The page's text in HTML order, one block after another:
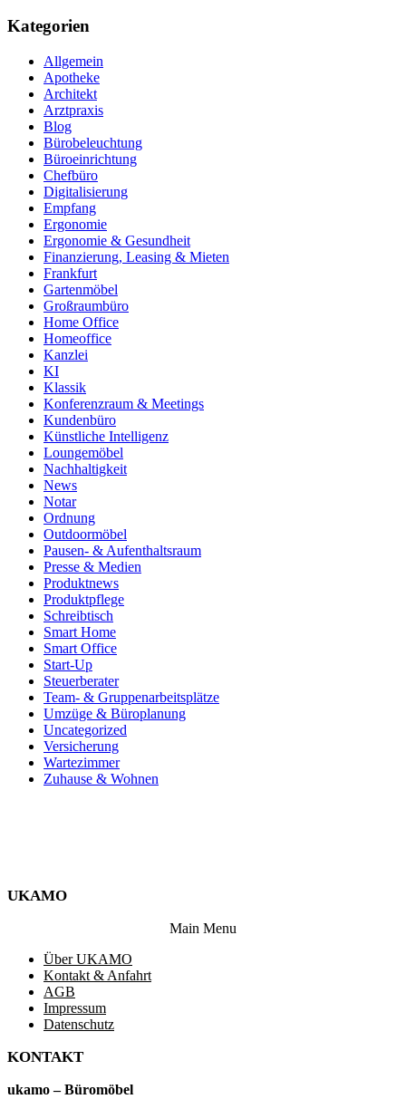
Kategorien
Allgemein
Apotheke
Architekt
Arztpraxis
Blog
Bürobeleuchtung
Büroeinrichtung
Chefbüro
Digitalisierung
Empfang
Ergonomie
Ergonomie & Gesundheit
Finanzierung, Leasing & Mieten
Frankfurt
Gartenmöbel
Großraumbüro
Home Office
Homeoffice
Kanzlei
KI
Klassik
Konferenzraum & Meetings
Kundenbüro
Künstliche Intelligenz
Loungemöbel
Nachhaltigkeit
News
Notar
Ordnung
Outdoormöbel
Pausen- & Aufenthaltsraum
Presse & Medien
Produktnews
Produktpflege
Schreibtisch
Smart Home
Smart Office
Start-Up
Steuerberater
Team- & Gruppenarbeitsplätze
Umzüge & Büroplanung
Uncategorized
Versicherung
Wartezimmer
Zuhause & Wohnen
UKAMO
Main Menu
Über UKAMO
Kontakt & Anfahrt
AGB
Impressum
Datenschutz
KONTAKT
ukamo – Büromöbel